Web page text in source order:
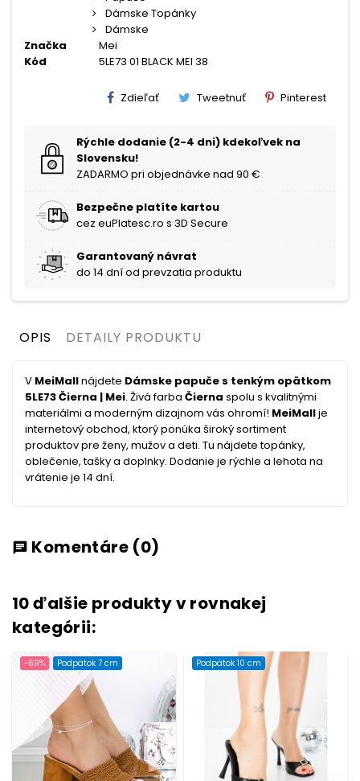
Dámske Topánky
Dámske
Značka
Mei
Kód
5LE73 01 BLACK MEI 38
Zdieľať Tweetnuť Pinterest
Rýchle dodanie (2-4 dni) kdekoľvek na
Slovensku!
ZADARMO pri objednávke nad 90 €
Bezpečne platíte kartou
cez euPlatesc.ro s 3D Secure
Garantovaný návrat
do 14 dní od prevzatia produktu
OPIS DETAILY PRODUKTU
V MeiMallnájdete Dámske papuče s tenkým opätkom
5LE73 Čierna | Mei. Živá farba Čierna spolu s kvalitnými
materiálmi a moderným dizajnom vás ohromí! MeiMallje
internetový obchod, ktorý ponúka široký sortiment
produktov pre ženy, mužov a deti. Tu nájdete topánky,
oblečenie, tašky a doplnky. Dodanie je rýchle a lehota na
vrátenie je 14 dní.
chat Komentáre (0)
10 ďalšie produkty v rovnakej
kategórii:
-69% Podpätok 7 cm Podpätok 10 cm